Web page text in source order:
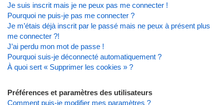
Je suis inscrit mais je ne peux pas me connecter !
Pourquoi ne puis-je pas me connecter ?
Je m’étais déjà inscrit par le passé mais ne peux à présent plus
me connecter ?!
J’ai perdu mon mot de passe !
Pourquoi suis-je déconnecté automatiquement ?
À quoi sert « Supprimer les cookies » ?
Préférences et paramètres des utilisateurs
Comment puis-je modifier mes paramètres ?